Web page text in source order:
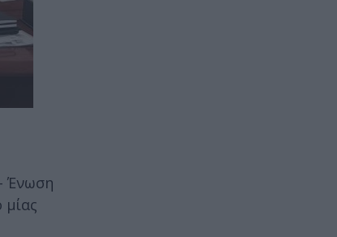
Ένωση